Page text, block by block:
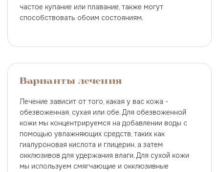
частое купание или плавание, также могут
способствовать обоим состояниям.
Варианты лечения
Лечение зависит от того, какая у вас кожа -
обезвоженная, сухая или обе. Для обезвоженной
кожи мы концентрируемся на добавлении воды с
помощью увлажняющих средств, таких как
гиалуроновая кислота и глицерин, а затем
окклюзивов для удержания влаги. Для сухой кожи
мы используем смягчающие и окклюзивные